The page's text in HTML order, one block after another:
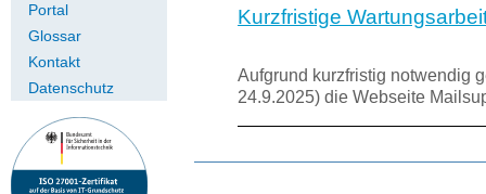
Portal
Glossar
Kontakt
Datenschutz
Kurzfristige
Aufgrund kurzfristig notwendig
24.9.2025) die Webseite